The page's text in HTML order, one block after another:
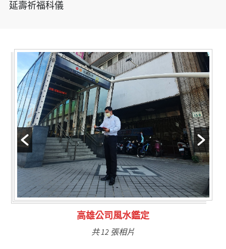
延壽祈福科儀
林氏福主量子生基造命
共 6 張相片